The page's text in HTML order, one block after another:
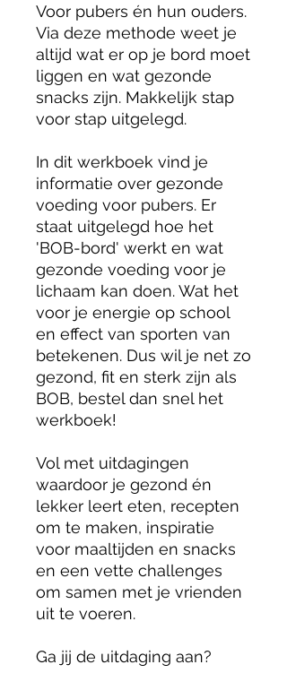
Voor pubers én hun ouders.
Via deze methode weet je
altijd wat er op je bord moet
liggen en wat gezonde
snacks zijn. Makkelijk stap
voor stap uitgelegd.
In dit werkboek vind je
informatie over gezonde
voeding voor pubers. Er
staat uitgelegd hoe het
'BOB-bord' werkt en wat
gezonde voeding voor je
lichaam kan doen. Wat het
voor je energie op school
en effect van sporten van
betekenen. Dus wil je net zo
gezond, fit en sterk zijn als
BOB, bestel dan snel het
werkboek!
Vol met uitdagingen
waardoor je gezond én
lekker leert eten, recepten
om te maken, inspiratie
voor maaltijden en snacks
en een vette challenges
om samen met je vrienden
uit te voeren.
Ga jij de uitdaging aan?